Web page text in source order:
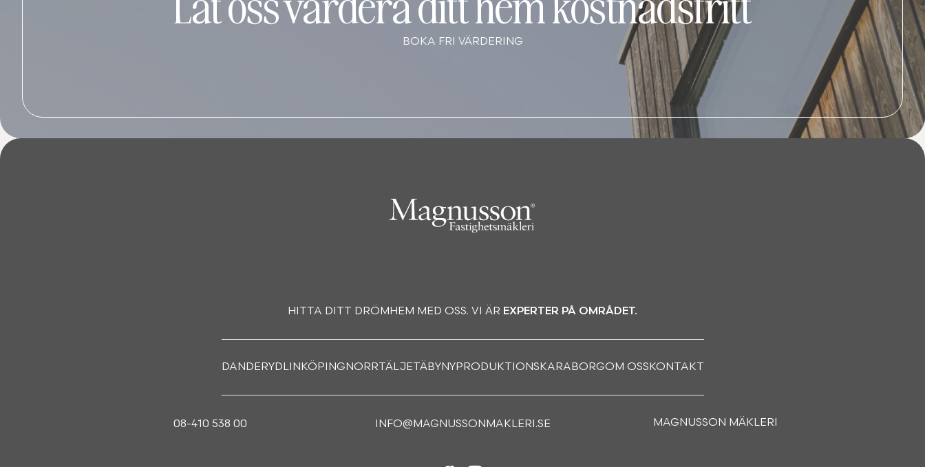
BOKA FRI VÄRDERING
HITTA DITT DRÖMHEM MED OSS. VI ÄR EXPERTER PÅ OMRÅDET.
DANDERYD LINKÖPING NORRTÄLJE TÄBYNYPRODUKTIONSKARABORGOM OSS KONTAKT
08-410 538 00 INFO@MAGNUSSONMAKLERI.SE MAGNUSSON MÄKLERI